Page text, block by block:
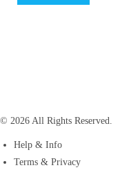
© 2026 All Rights Reserved.
Help & Info
Terms & Privacy